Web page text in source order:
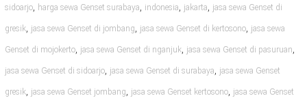
sidoarjo, harga sewa Genset surabaya, indonesia, jakarta, jasa sewa Genset di
gresik, jasa sewa Genset di jombang, jasa sewa Genset di kertosono, jasa sewa
Genset di mojokerto, jasa sewa Genset di nganjuk, jasa sewa Genset di pasuruan,
jasa sewa Genset di sidoarjo, jasa sewa Genset di surabaya, jasa sewa Genset
gresik, jasa sewa Genset jombang, jasa sewa Genset kertosono, jasa sewa Genset